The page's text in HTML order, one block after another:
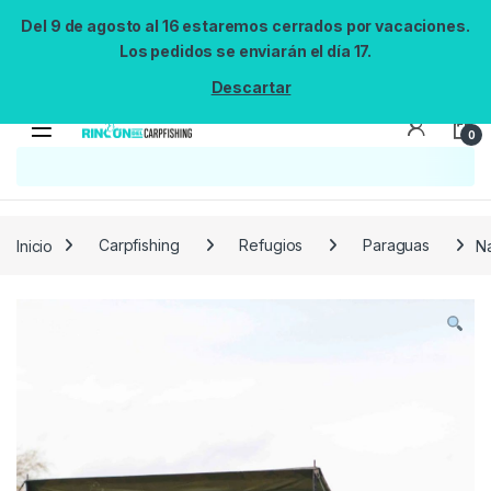
Del 9 de agosto al 16 estaremos cerrados por vacaciones.
Los pedidos se enviarán el día 17.
Descartar
0
No se pudo cargar el widget de búsqueda.